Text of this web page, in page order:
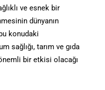
ve esnek bir
dünyanın
konudaki
sağlığı, tarım ve gıda
bir etkisi olacağı